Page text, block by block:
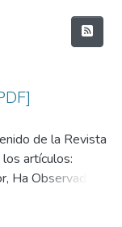
de la Revista
artículos:
Ha Observado
La Voz